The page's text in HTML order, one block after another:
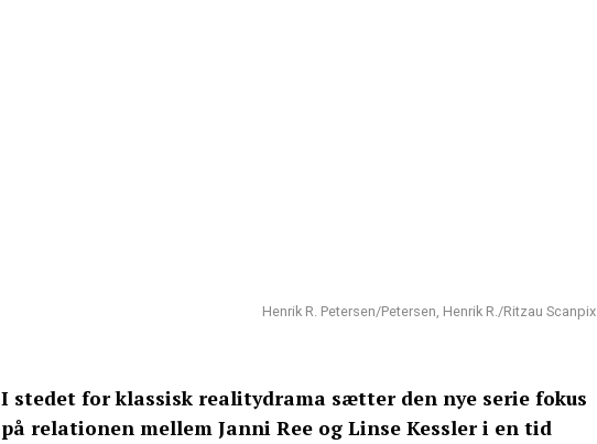
Henrik R. Petersen/Petersen, Henrik R./Ritzau Scanpix
I stedet for klassisk realitydrama sætter den nye serie fokus
på relationen mellem Janni Ree og Linse Kessler i en tid